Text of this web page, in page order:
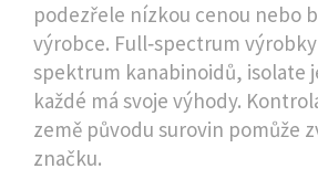
podezřele nízkou cenou nebo
výrobce. Full‑spectrum
spektrum kanabinoidů, isolate
každé má svoje výhody.
země původu surovin pomůže
značku.